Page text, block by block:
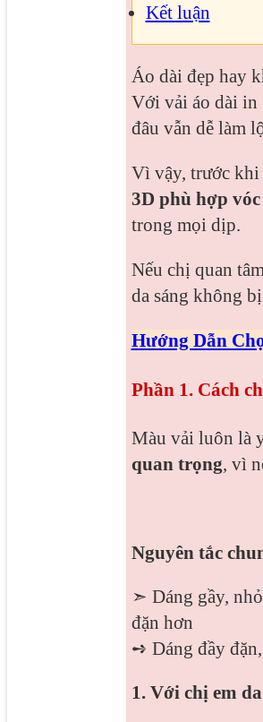
Kết luận
Áo dài đẹp hay
Với vải áo dài in
đâu vẫn dễ làm
Vì vậy, trước khi
3D phù hợp
trong mọi dịp.
Nếu chị quan
da sáng không
Hướng Dẫn
Phần 1. Cách
Màu vải luôn là
quan trọng, vì
Nguyên tắc
➣ Dáng gầy,
đặn hơn
➺ Dáng đầy
1. Với chị em